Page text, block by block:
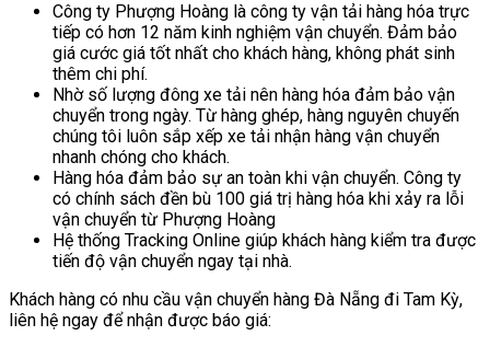
Công ty Phượng Hoàng là công ty vận tải hàng hóa trực
tiếp có hơn 12 năm kinh nghiệm vận chuyển. Đảm bảo
giá cước giá tốt nhất cho khách hàng, không phát sinh
thêm chi phí.
Nhờ số lượng đông xe tải nên hàng hóa đảm bảo vận
chuyển trong ngày. Từ hàng ghép, hàng nguyên chuyến
chúng tôi luôn sắp xếp xe tải nhận hàng vận chuyển
nhanh chóng cho khách.
Hàng hóa đảm bảo sự an toàn khi vận chuyển. Công ty
có chính sách đền bù 100 giá trị hàng hóa khi xảy ra lỗi
vận chuyển từ Phượng Hoàng
Hệ thống Tracking Online giúp khách hàng kiểm tra được
tiến độ vận chuyển ngay tại nhà.
Khách hàng có nhu cầu vận chuyển hàng Đà Nẵng đi Tam Kỳ,
liên hệ ngay để nhận được báo giá: